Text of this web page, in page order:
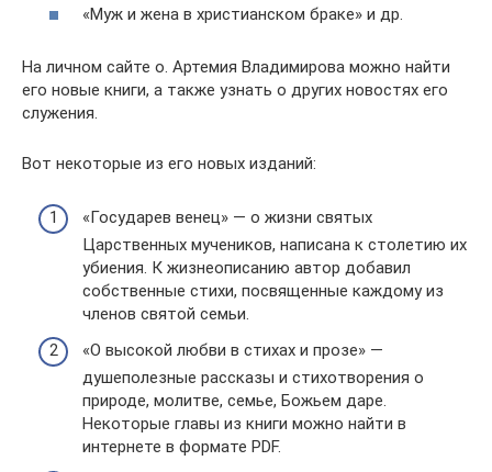
«Муж и жена в христианском браке» и др.
На личном сайте о. Артемия Владимирова можно найти
его новые книги, а также узнать о других новостях его
служения.
Вот некоторые из его новых изданий:
«Государев венец» — о жизни святых
Царственных мучеников, написана к столетию их
убиения. К жизнеописанию автор добавил
собственные стихи, посвященные каждому из
членов святой семьи.
«О высокой любви в стихах и прозе» —
душеполезные рассказы и стихотворения о
природе, молитве, семье, Божьем даре.
Некоторые главы из книги можно найти в
интернете в формате PDF.